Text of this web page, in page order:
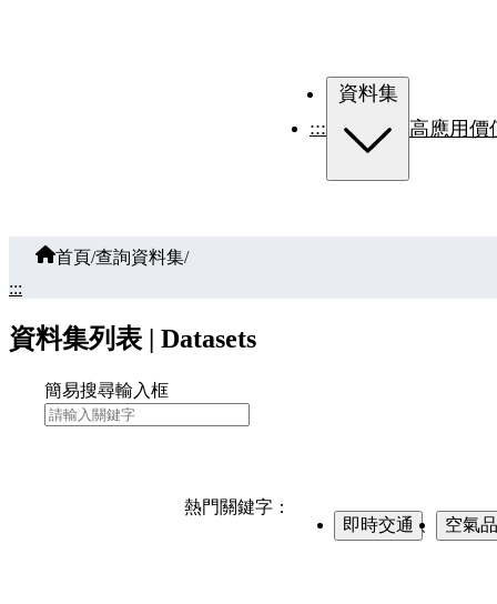
:::
資料集
高應用價
首頁/查詢資料集/
:::
資料集列表 | Datasets
簡易搜尋輸入框
熱門關鍵字：
即時交通 、 空氣